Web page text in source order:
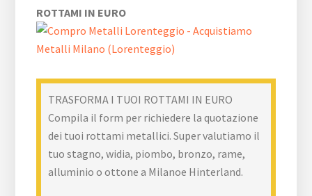
ROTTAMI IN EURO
TRASFORMA I TUOI ROTTAMI IN EURO
Compila il form per richiedere la quotazione
dei tuoi rottami metallici. Super valutiamo il
tuo stagno, widia, piombo, bronzo, rame,
alluminio o ottone a Milanoe Hinterland.